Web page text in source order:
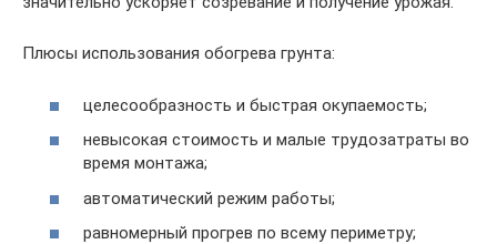
Плюсы использования обогрева грунта:
целесообразность и быстрая окупаемость;
невысокая стоимость и малые трудозатраты во
время монтажа;
автоматический режим работы;
равномерный прогрев по всему периметру;